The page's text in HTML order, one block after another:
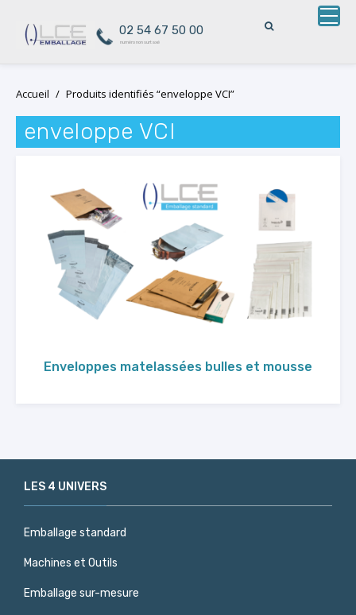
02 54 67 50 00
numéro non surtaxé
content
Accueil / Produits identifiés “enveloppe VCI”
enveloppe VCI
Enveloppes matelassées bulles et mousse
LES 4 UNIVERS
Emballage standard
Machines et Outils
Emballage sur-mesure